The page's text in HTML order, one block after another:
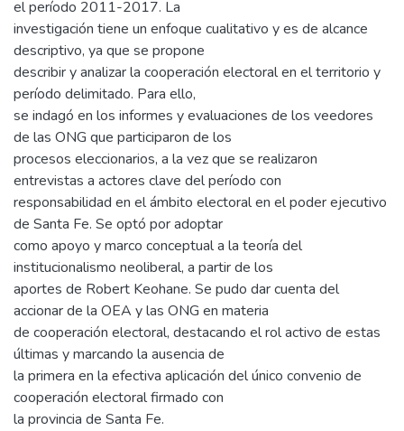
el período 2011-2017. La
investigación tiene un enfoque cualitativo y es de alcance
descriptivo, ya que se propone
describir y analizar la cooperación electoral en el territorio y
período delimitado. Para ello,
se indagó en los informes y evaluaciones de los veedores
de las ONG que participaron de los
procesos eleccionarios, a la vez que se realizaron
entrevistas a actores clave del período con
responsabilidad en el ámbito electoral en el poder ejecutivo
de Santa Fe. Se optó por adoptar
como apoyo y marco conceptual a la teoría del
institucionalismo neoliberal, a partir de los
aportes de Robert Keohane. Se pudo dar cuenta del
accionar de la OEA y las ONG en materia
de cooperación electoral, destacando el rol activo de estas
últimas y marcando la ausencia de
la primera en la efectiva aplicación del único convenio de
cooperación electoral firmado con
la provincia de Santa Fe.